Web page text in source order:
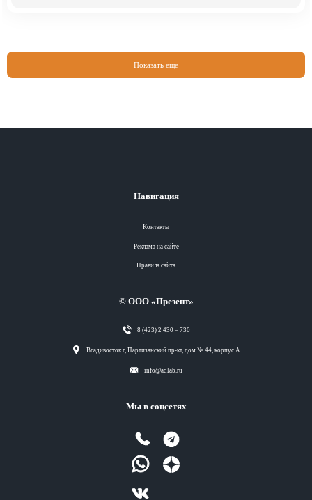
Показать еще
Навигация
Контакты
Реклама на сайте
Правила сайта
© ООО «Презент»
8 (423) 2 430 – 730
Владивосток г, Партизанский пр-кт, дом № 44, корпус А
info@adlab.ru
Мы в соцсетях